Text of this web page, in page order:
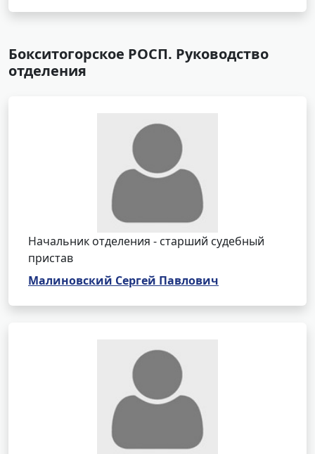
Бокситогорское РОСП. Руководство
отделения
Начальник отделения - старший судебный
пристав
Малиновский Сергей Павлович